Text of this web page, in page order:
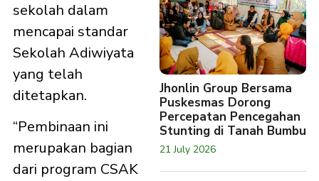
sekolah dalam
mencapai standar
Sekolah Adiwiyata
yang telah
ditetapkan.
“Pembinaan ini
merupakan bagian
dari program CSAK
Jhonlin Group Bersama
Puskesmas Dorong
Percepatan Pencegahan
Stunting di Tanah Bumbu
21 July 2026